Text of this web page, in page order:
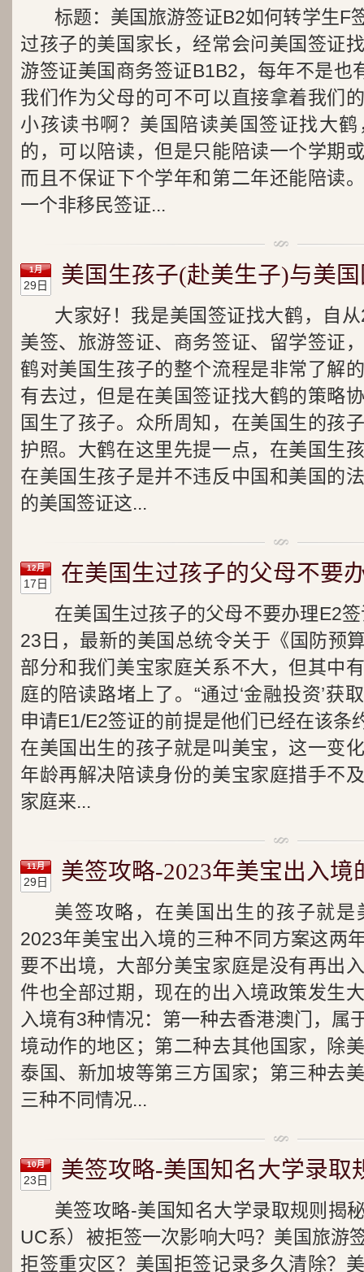
标题：美国旅游签证B2如何转学生F
过孩子的美国家长，经常会问美国签证
游签证美国商务签证B1B2，每年不是也
我们作为父母的可不可以直接拿着我们
小孩读书啊？美国陪读美国签证找大
的，可以陪读，但是只能陪读一个学期
而且不保证下个学年和第二年还能陪读
一个非移民签证...
1月
29日 美国生孩子(赴美生子)与美
大家好！我是美国签证找大鹤，自
美签、旅游签证、商务签证、留学签证
鹤对美国生孩子的整个流程是非常了解
有去过，但是在美国签证找大鹤的策略
国生了孩子。众所周知，在美国生的孩
护照。大鹤在这里先提一点，在美国生
在美国生孩子是并不违反中国和美国的
的美国签证这...
12月
17日 在美国生过孩子的父母不要
在美国生过孩子的父母不要办理E2
23日，最新的美国总统令关于《国防预
部分和我们美宝家庭关系不大，但其中
庭的陪读路堵上了。“通过‘金融投资’获
申请E1/E2签证的前提是他们已经在该条
在美国出生的孩子就是叫美宝，这一变
年龄再解决陪读身份的美宝家庭措手不
家庭来...
11月
29日 美签攻略-2023年美宝出入境
美签攻略，在美国出生的孩子就
2023年美宝出入境的三种不同方案这两
要不出境，大部分美宝家庭是没有再出
件也全部过期，现在的出入境政策发生
入境有3种情况：第一种去香港澳门，属
境动作的地区；第二种去其他国家，除
泰国、新加坡等第三方国家；第三种去
三种不同情况...
10月
23日 美签攻略-美国知名大学录取
美签攻略-美国知名大学录取规则揭
UC系）被拒签一次影响大吗？美国旅游
拒签重灾区？美国拒签记录多久清除？